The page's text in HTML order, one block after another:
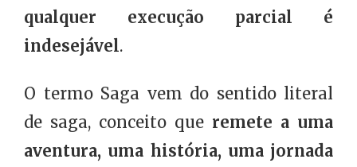
qualquer execução parcial é
indesejável.
O termo Saga vem do sentido literal
de saga, conceito que remete a uma
aventura, uma história, uma jornada